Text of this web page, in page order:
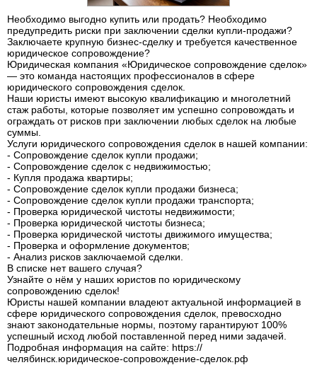
Необходимо выгодно купить или продать? Необходимо
предупредить риски при заключении сделки купли-продажи?
Заключаете крупную бизнес-сделку и требуется качественное
юридическое сопровождение?
Юридическая компания «Юридическое сопровождение сделок»
— это команда настоящих профессионалов в сфере
юридического сопровождения сделок.
Наши юристы имеют высокую квалификацию и многолетний
стаж работы, которые позволяет им успешно сопровождать и
ограждать от рисков при заключении любых сделок на любые
суммы.
Услуги юридического сопровождения сделок в нашей компании:
- Сопровождение сделок купли продажи;
- Сопровождение сделок с недвижимостью;
- Купля продажа квартиры;
- Сопровождение сделок купли продажи бизнеса;
- Сопровождение сделок купли продажи транспорта;
- Проверка юридической чистоты недвижимости;
- Проверка юридической чистоты бизнеса;
- Проверка юридической чистоты движимого имущества;
- Проверка и оформление документов;
- Анализ рисков заключаемой сделки.
В списке нет вашего случая?
Узнайте о нём у наших юристов по юридическому
сопровождению сделок!
Юристы нашей компании владеют актуальной информацией в
сфере юридического сопровождения сделок, превосходно
знают законодательные нормы, поэтому гарантируют 100%
успешный исход любой поставленной перед ними задачей.
Подробная информация на сайте: https://
челябинск.юридическое-сопровождение-сделок.рф